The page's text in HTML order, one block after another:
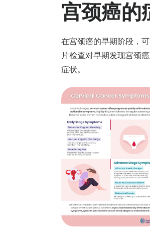
宫颈癌的
在宫颈癌的早期阶段，
片检查对早期发现宫颈
症状。